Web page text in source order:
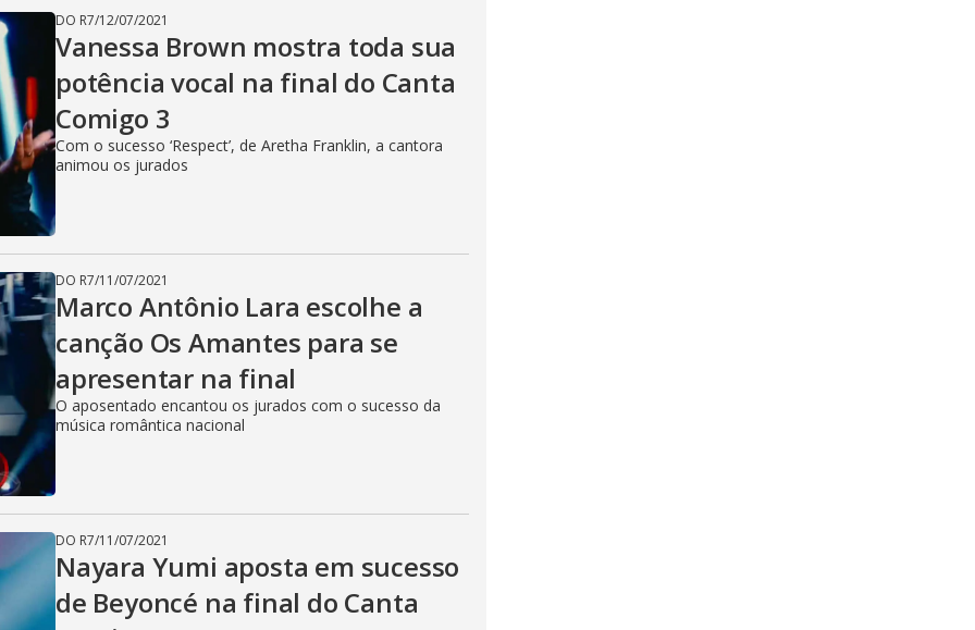
DO R7/12/07/2021
Vanessa Brown mostra toda sua
potência vocal na final do Canta
Comigo 3
Com o sucesso ‘Respect’, de Aretha Franklin, a cantora
animou os jurados
DO R7/11/07/2021
Marco Antônio Lara escolhe a
canção Os Amantes para se
apresentar na final
O aposentado encantou os jurados com o sucesso da
música romântica nacional
DO R7/11/07/2021
Nayara Yumi aposta em sucesso
de Beyoncé na final do Canta